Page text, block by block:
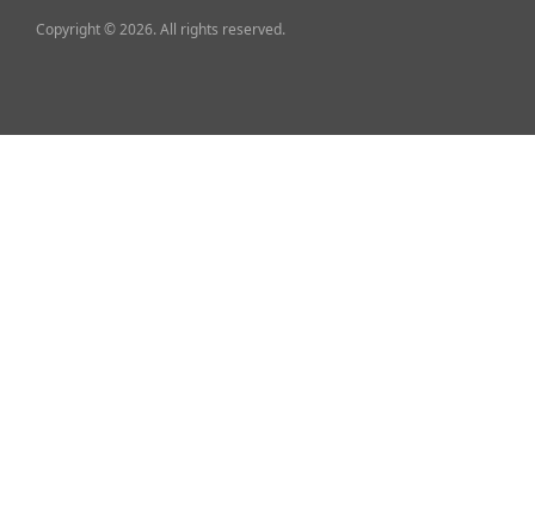
Copyright © 2026. All rights reserved.